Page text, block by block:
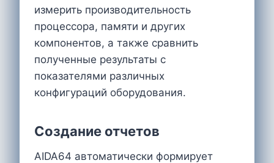
измерить производительность
процессора, памяти и других
компонентов, а также сравнить
полученные результаты с
показателями различных
конфигураций оборудования.
Создание отчетов
AIDA64 автоматически формирует